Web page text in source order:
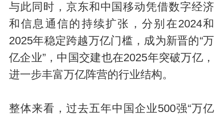
与此同时，京东和中国移动凭借数字经济
和信息通信的持续扩张，分别在2024和
2025年稳定跨越万亿门槛，成为新晋的“万
亿企业”，中国交建也在2025年突破万亿，
进一步丰富万亿阵营的行业结构。
整体来看，过去五年中国企业500强“万亿